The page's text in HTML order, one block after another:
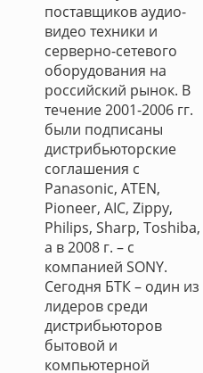
поставщиков аудио-
видео техники и
серверно-сетевого
оборудования на
российский рынок. В
течение 2001-2006 гг.
были подписаны
дистрибьюторские
соглашения с
Panasonic, ATEN,
Pioneer, AIC, Zippy,
Philips, Sharp, Toshiba,
а в 2008 г. – с
компанией SONY.
Сегодня БТК – один из
лидеров среди
дистрибьюторов
бытовой и
компьютерной